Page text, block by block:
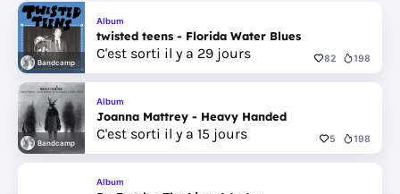
Bandcamp
Album
twisted teens - Florida Water Blues
C'est sorti il y a 29 jours 82 198
Bandcamp
Album
Joanna Mattrey - Heavy Handed
C'est sorti il y a 15 jours 5 198
Album